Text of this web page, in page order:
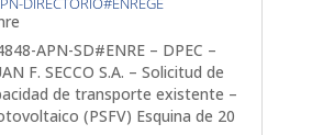
APN-SD#ENRE – DPEC –
F. SECCO S.A. – Solicitud de
de transporte existente –
(PSFV) Esquina de 20